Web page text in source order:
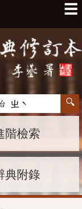
☰
階檢索
典附錄